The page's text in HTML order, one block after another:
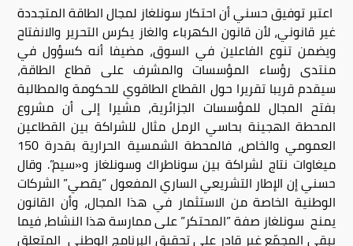
اعتبر توفيق حسني أن احتكار سونلغاز لمجال الطاقة المتجددة
غير قانوني، لأن قانون الكهرباء والغاز يكرس التحرير والانفتاح
ويضمن تنوع الفاعلين في السوق، مضيفا أنه كسؤول في
منتدى رؤساء المؤسسات والمشرف على قطاع الطاقة،
سيقدم قريبا تقريرا حول القطاع الطاقوي للحكومة والمطالبة
بفتح المجال للمؤسسات الجزائرية، مشيرا إلى أن مشروع
المحطة الهجينة بحاسي الرمل مثال للشراكة بين القطاعين
العمومي والخاص، فالمحطة الشمسية الحرارية بقدرة 150
ميغاوات نتاج لشراكة بين سوناطراك وسونلغاز و«سيم”. وقال
حسني إن الإطار التشريعي الساري المفعول ”يقصي” الشركات
الوطنية الخاصة من الاستثمار في هذا المجال، وأن القانون
يمنح سونلغاز صفة ”المحتكر” على ممارسة هذا النشاط، فيما
يبقى المجمّع غير قادر على تحقيق البرنامج الوطني المتعلق